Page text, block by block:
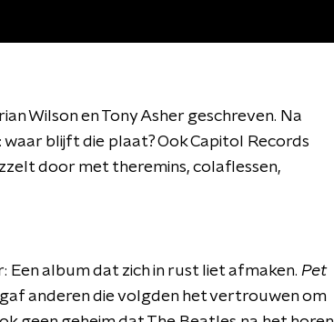
Wilson en Tony Asher geschreven. Na
blijft die plaat? Ook Capitol Records
door met theremins, colaflessen,
album dat zich in rust liet afmaken. Pet
anderen die volgden het vertrouwen om